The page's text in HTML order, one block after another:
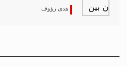
هدى رؤوف